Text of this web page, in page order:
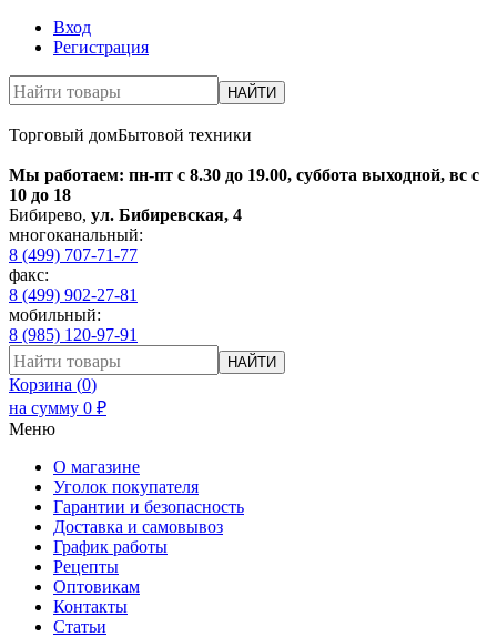
Вход
Регистрация
НАЙТИ
Торговый домБытовой техники
Мы работаем: пн-пт с 8.30 до 19.00, суббота выходной, вс с
10 до 18
Бибирево, ул. Бибиревская, 4
многоканальный:
8 (499) 707-71-77
факс:
8 (499) 902-27-81
мобильный:
8 (985) 120-97-91
НАЙТИ
Корзина (0)
на сумму 0 ₽
Меню
О магазине
Уголок покупателя
Гарантии и безопасность
Доставка и самовывоз
График работы
Рецепты
Оптовикам
Контакты
Статьи